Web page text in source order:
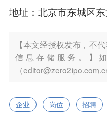
地址：北京市东城区
【本文经授权发布，不
信息存储服务。】
（
企业 岗位 招聘